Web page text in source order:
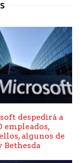
despedirá a
empleados,
algunos de
Bethesda